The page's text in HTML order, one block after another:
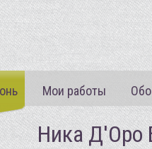
Мои работы
Ника Д'Оро